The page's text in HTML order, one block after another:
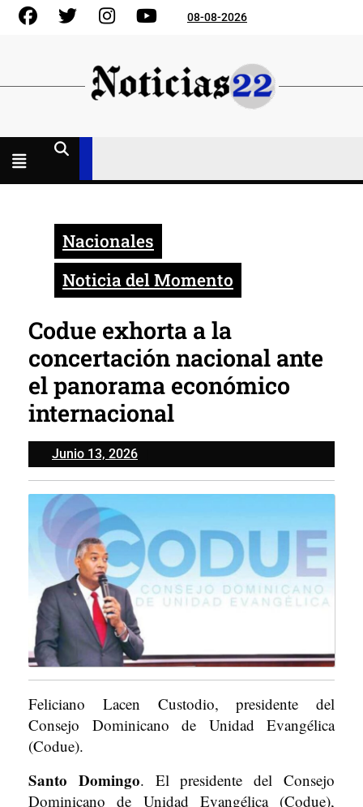
Skip
FacebookGorjeo InstagramYouTube08-08-2026
Nacionales
Noticia del Momento
Codue exhorta a la
concertación nacional ante
el panorama económico
internacional
Junio 13, 2026Junio
13,
2026
Feliciano Lacen Custodio, presidente del
Consejo Dominicano de Unidad Evangélica
(Codue).
Santo Domingo. El presidente del Consejo
Dominicano de Unidad Evangélica (Codue),